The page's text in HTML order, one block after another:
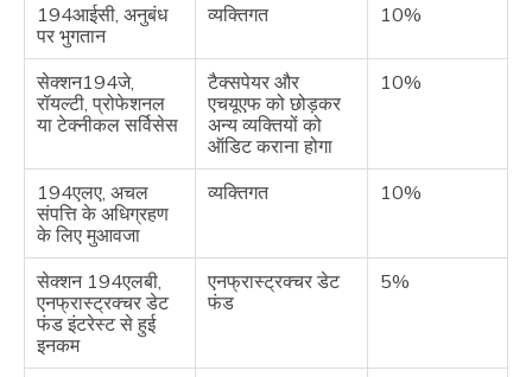
194आईसी, अनुबंध
पर भुगतान
व्यक्तिगत 10%
सेक्शन194जे,
रॉयल्टी, प्रोफेशनल
या टेक्नीकल सर्विसेस
टैक्सपेयर और
एचयूएफ को छोड़कर
अन्य व्यक्तियों को
ऑडिट कराना होगा
10%
194एलए, अचल
संपत्ति के अधिग्रहण
के लिए मुआवजा
व्यक्तिगत 10%
सेक्शन 194एलबी,
एनफ्रास्ट्रक्चर डेट
फंड इंटरेस्ट से हुई
इनकम
एनफ्रास्ट्रक्चर डेट
फंड
5%